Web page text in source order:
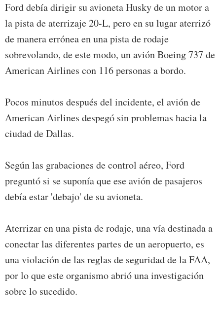
Ford debía dirigir su avioneta Husky de un motor a
la pista de aterrizaje 20-L, pero en su lugar aterrizó
de manera errónea en una pista de rodaje
sobrevolando, de este modo, un avión Boeing 737 de
American Airlines con 116 personas a bordo.
Pocos minutos después del incidente, el avión de
American Airlines despegó sin problemas hacia la
ciudad de Dallas.
Según las grabaciones de control aéreo, Ford
preguntó si se suponía que ese avión de pasajeros
debía estar 'debajo' de su avioneta.
Aterrizar en una pista de rodaje, una vía destinada a
conectar las diferentes partes de un aeropuerto, es
una violación de las reglas de seguridad de la FAA,
por lo que este organismo abrió una investigación
sobre lo sucedido.